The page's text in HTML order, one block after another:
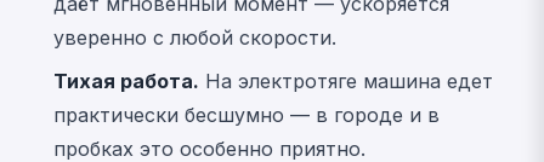
уверенно с любой скорости.
Тихая работа. На электротяге машина едет
практически бесшумно — в городе и в
пробках это особенно приятно.